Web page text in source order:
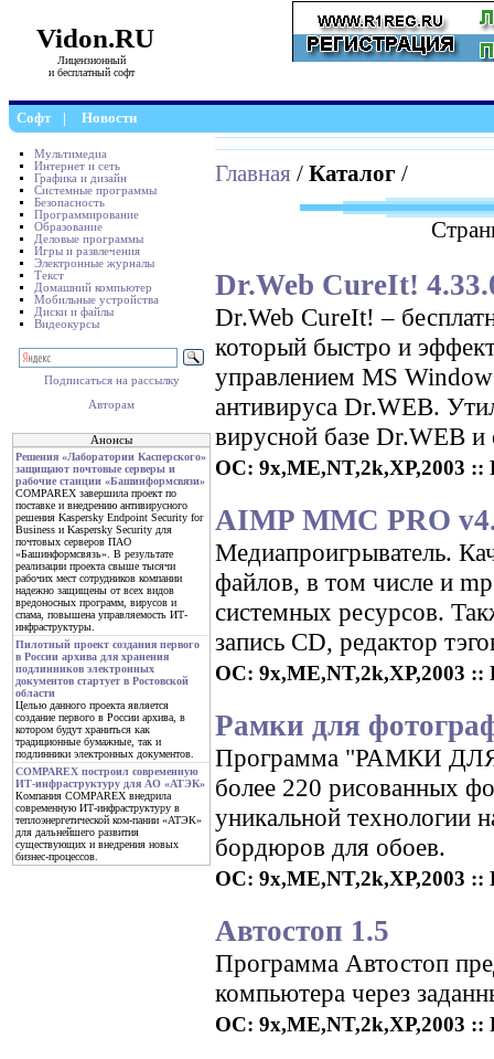
Vidon.RU
Лицензионный
и бесплатный софт
Софт | Новости
Мультимедиа
Интернет и сеть
Графика и дизайн
Системные программы
Безопасность
Программирование
Образование
Деловые программы
Игры и развлечения
Электронные журналы
Текст
Домашний компьютер
Мобильные устройства
Диски и файлы
Видеокурсы
Подписаться на рассылку
Авторам
Анонсы
Решения «Лаборатории Касперского»
защищают почтовые серверы и
рабочие станции «Башинформсвязи»
COMPAREX завершила проект по
поставке и внедрению антивирусного
решения Kaspersky Endpoint Security for
Business и Kaspersky Security для
почтовых серверов ПАО
«Башинформсвязь». В результате
реализации проекта свыше тысячи
рабочих мест сотрудников компании
надежно защищены от всех видов
вредоносных программ, вирусов и
спама, повышена управляемость ИТ-
инфраструктуры.
Пилотный проект создания первого
в России архива для хранения
подлинников электронных
документов стартует в Ростовской
области
Целью данного проекта является
создание первого в России архива, в
котором будут храниться как
традиционные бумажные, так и
подлинники электронных документов.
COMPAREX построил современную
ИТ-инфраструктуру для АО «АТЭК»
Компания COMPAREX внедрила
современную ИТ-инфраструктуру в
теплоэнергетической ком-пании «АТЭК»
для дальнейшего развития
существующих и внедрения новых
бизнес-процессов.
Главная / Каталог /
Dr.Web CureIt!
Dr.Web CureIt! –
который быстро и
управлением MS
антивируса Dr.WEB.
вирусной базе Dr.WEB и
ОС: 9x,ME,NT,2k,XP,2003 ::
AIMP MMC PRO
Медиапроигрыватель.
файлов, в том числе и
системных ресурсов.
запись CD, редактор
ОС: 9x,ME,NT,2k,XP,2003 ::
Рамки для
Программа "РАМКИ ДЛЯ
более 220 рисованных
уникальной технологии
бордюров для обоев.
ОС: 9x,ME,NT,2k,XP,2003 ::
Автостоп 1.5
Программа Автостоп
компьютера через
ОС: 9x,ME,NT,2k,XP,2003 ::